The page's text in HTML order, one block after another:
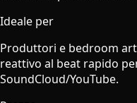
Ideale per
Produttori e bedroom
reattivo al beat rapido
SoundCloud/YouTube.